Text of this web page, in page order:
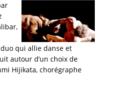
qui allie danse et
autour d’un choix de
Hijikata, chorégraphe